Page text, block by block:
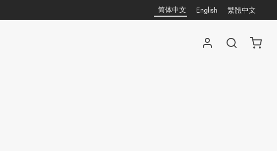
简体中文 English 繁體中文